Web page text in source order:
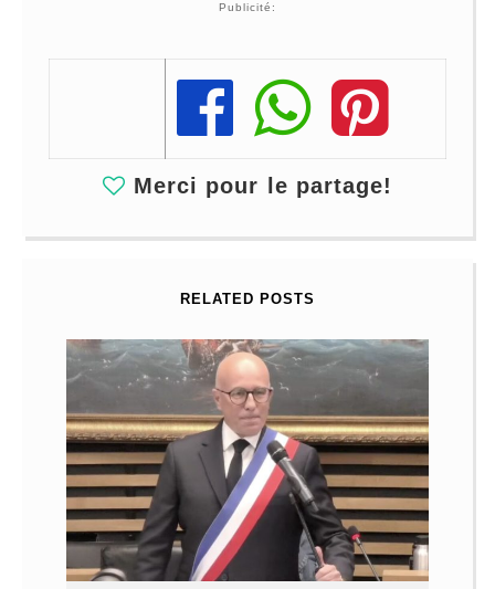
Publicité:
Share
Share
Share
Merci pour le partage!
RELATED POSTS